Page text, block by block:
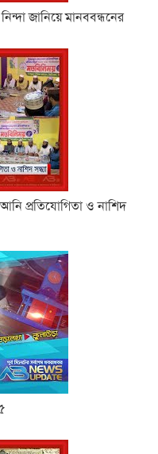
জানিয়ে মানববন্ধনের
প্রতিযোগিতা ও নাশিদ